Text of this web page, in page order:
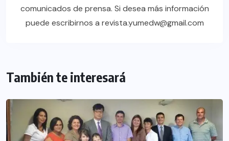
comunicados de prensa. Si desea más información
puede escribirnos a revista.yumedw@gmail.com
También te interesará